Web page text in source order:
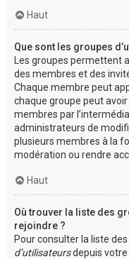
Haut
Que sont les groupes
Les groupes permettent
des membres et des
Chaque membre peut
chaque groupe peut
membres par
administrateurs de
plusieurs membres à la
modération ou rendre
Haut
Où trouver la liste des
rejoindre ?
Pour consulter la liste
d’utilisateursdepuis votre